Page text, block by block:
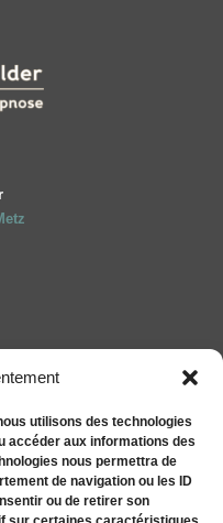
utilisons des technologies
accéder aux informations des
nous permettra de
de navigation ou les ID
ou de retirer son
être S&You